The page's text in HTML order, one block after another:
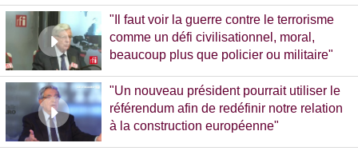
"Il faut voir la guerre contre le terrorisme
comme un défi civilisationnel, moral,
beaucoup plus que policier ou militaire"
"Un nouveau président pourrait utiliser le
référendum afin de redéfinir notre relation
à la construction européenne"